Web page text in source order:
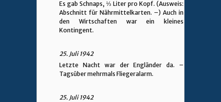
Es gab Schnaps, ⅓ Liter pro Kopf. (Ausweis:
Abschnitt für Nährmittelkarten. –) Auch in
den Wirtschaften war ein kleines
Kontingent.
25. Juli 1942
Letzte Nacht war der Engländer da. –
Tagsüber mehrmals Fliegeralarm.
25. Juli 1942